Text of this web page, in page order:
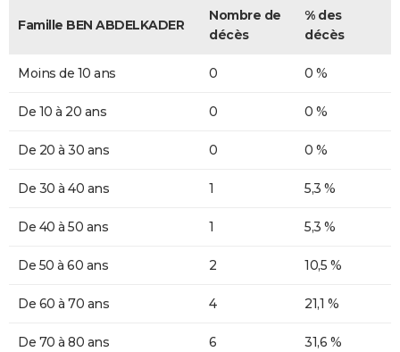
Famille BEN ABDELKADER
Nombre de
décès
% des
décès
Moins de 10 ans 0 0 %
De 10 à 20 ans 0 0 %
De 20 à 30 ans 0 0 %
De 30 à 40 ans 1 5,3 %
De 40 à 50 ans 1 5,3 %
De 50 à 60 ans 2 10,5 %
De 60 à 70 ans 4 21,1 %
De 70 à 80 ans 6 31,6 %